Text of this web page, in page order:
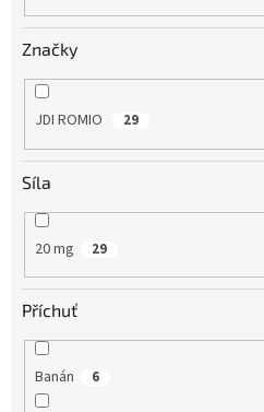
Značky
JDI ROMIO 29
Síla
20 mg 29
Příchuť
Banán 6